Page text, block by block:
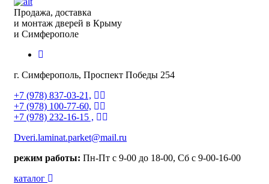
Продажа, доставка
и монтаж дверей в Крыму
и Симферополе
г. Симферополь, Проспект Победы 254
+7 (978) 837-03-21,
+7 (978) 100-77-60,
+7 (978) 232-16-15 ,
Dveri.laminat.parket@mail.ru
режим работы: Пн-Пт с 9-00 до 18-00, Сб с 9-00-16-00
каталог